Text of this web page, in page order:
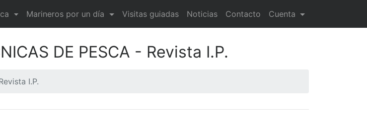
Marineros por un día Visitas guiadas Noticias Contacto Cuenta
DE PESCA - Revista I.P.
I.P.